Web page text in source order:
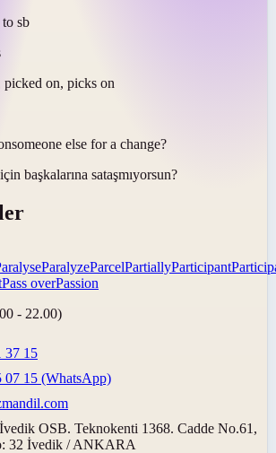
sb
on, picks on
someone else for a change?
başkalarına sataşmıyorsun?
ParalyzeParcelPartiallyParticipant
Pass overPassion
- 22.00)
37 15
07 15 (WhatsApp)
OSB. Teknokenti 1368. Cadde No.61,
32 İvedik / ANKARA